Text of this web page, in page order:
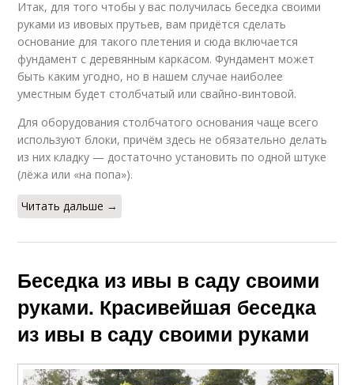
Итак, для того чтобы у вас получилась беседка своими
руками из ивовых прутьев, вам придётся сделать
основание для такого плетения и сюда включается
фундамент с деревянным каркасом. Фундамент может
быть каким угодно, но в нашем случае наиболее
уместным будет столбчатый или свайно-винтовой.
Для оборудования столбчатого основания чаще всего
используют блоки, причём здесь не обязательно делать
из них кладку — достаточно установить по одной штуке
(лёжа или «на попа»).
Читать дальше →
Беседка из ивы в саду своими
руками. Красивейшая беседка
из ивы в саду своими руками